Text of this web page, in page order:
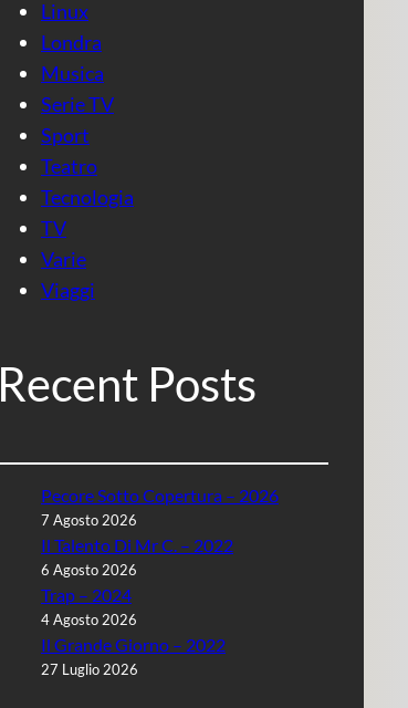
Linux
Londra
Musica
Serie TV
Sport
Teatro
Tecnologia
TV
Varie
Viaggi
Recent Posts
Pecore Sotto Copertura – 2026
7 Agosto 2026
Il Talento Di Mr C. – 2022
6 Agosto 2026
Trap – 2024
4 Agosto 2026
Il Grande Giorno – 2022
27 Luglio 2026